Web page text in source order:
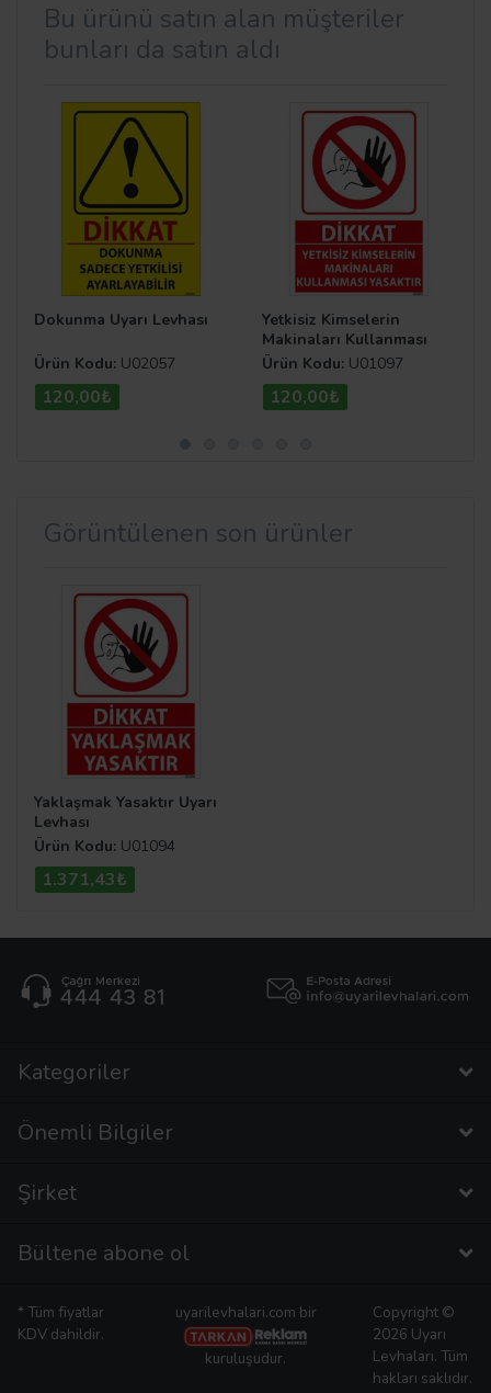
Bu ürünü satın alan müşteriler
bunları da satın aldı
Dokunma Uyarı Levhası
Ürün Kodu: U02057
120,00₺
Yetkisiz Kimselerin
Makinaları Kullanması
Yasaktır Uyarı Levhası
Ürün Kodu: U01097
120,00₺
Görüntülenen son ürünler
Yaklaşmak Yasaktır Uyarı
Levhası
Ürün Kodu: U01094
1.371,43₺
Kategoriler
Önemli Bilgiler
Şirket
Bültene abone ol
* Tüm fiyatlar
KDV dahildir.
uyarilevhalari.com bir
kuruluşudur.
Copyright ©
2026 Uyarı
Levhaları. Tüm
hakları saklıdır.